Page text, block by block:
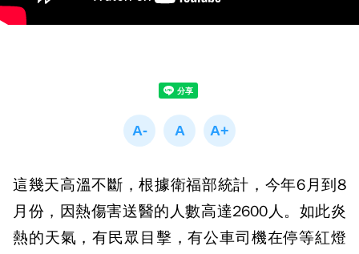
這幾天高溫不斷，根據衛福部統計，今年6月到8
月份，因熱傷害送醫的人數高達2600人。如此炎
熱的天氣，有民眾目擊，有公車司機在停等紅燈